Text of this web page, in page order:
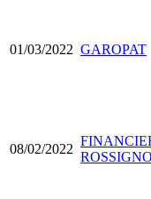
01/03/2022 GAROPAT
08/02/2022